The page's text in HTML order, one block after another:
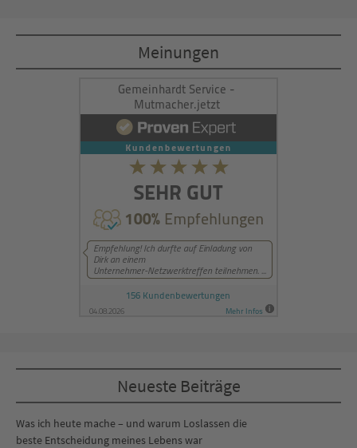
powered byUsercentrics Consent
Management Platform&eRecht24
Meinungen
Neueste Beiträge
Was ich heute mache – und warum Loslassen die
beste Entscheidung meines Lebens war